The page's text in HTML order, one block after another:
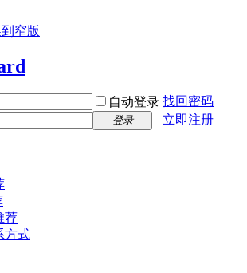
窄版
自动登录 找回密码
登录
立即注册
荐
方式